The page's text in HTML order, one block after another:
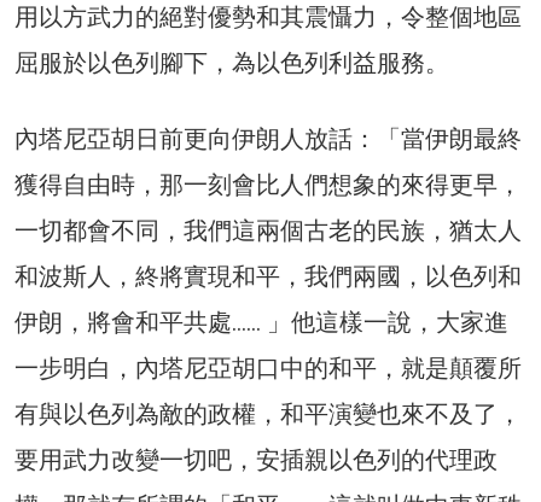
用以方武力的絕對優勢和其震懾力，令整個地區
屈服於以色列腳下，為以色列利益服務。
內塔尼亞胡日前更向伊朗人放話：「當伊朗最終
獲得自由時，那一刻會比人們想象的來得更早，
一切都會不同，我們這兩個古老的民族，猶太人
和波斯人，終將實現和平，我們兩國，以色列和
伊朗，將會和平共處…… 」他這樣一說，大家進
一步明白，內塔尼亞胡口中的和平，就是顛覆所
有與以色列為敵的政權，和平演變也來不及了，
要用武力改變一切吧，安插親以色列的代理政